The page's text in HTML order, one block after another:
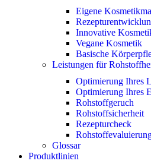
Eigene
Innovative
Vegane Kosmetik
Basische
Leistungen für
Optimierung Ihres
Optimierung Ihres
Rohstoffgeruch
Rohstoffsicherheit
Rezepturcheck
Glossar
Produktlinien